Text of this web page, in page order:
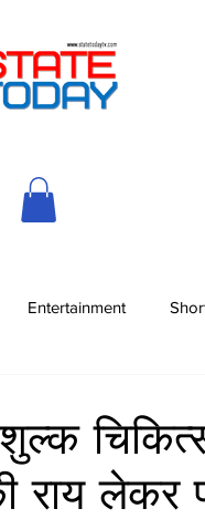
Entertainment
राय लेकर